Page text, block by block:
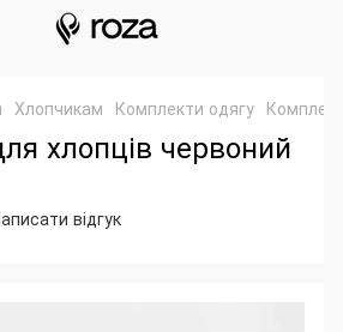
Хлопчикам Комплекти одягу
хлопців червоний
відгук